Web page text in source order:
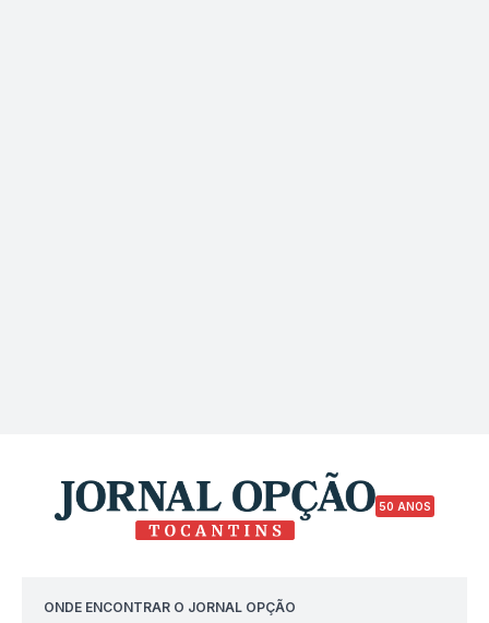
50 ANOS
ONDE ENCONTRAR O JORNAL OPÇÃO